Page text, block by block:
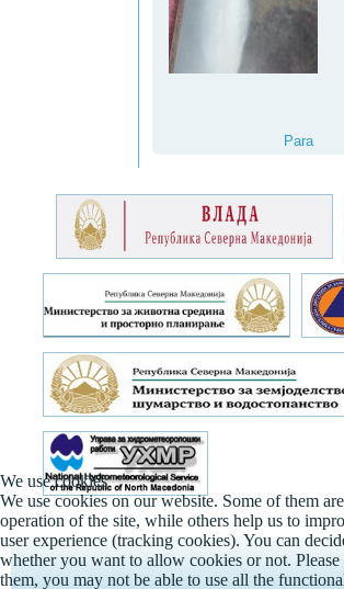
Para
We use cookies
We use cookies on our website. Some of them
operation of the site, while others help us to
user experience (tracking cookies). You can
whether you want to allow cookies or not.
them, you may not be able to use all the